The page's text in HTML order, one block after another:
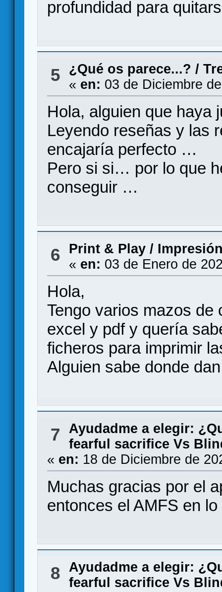
profundidad para
5 ¿Qué os parece...? /
« en: 03 de Diciembre
Hola, alguien que haya
Leyendo reseñas y las
encajaría perfecto …
Pero si si… por lo que
conseguir …
6 Print & Play/
« en: 03 de Enero de
Hola,
Tengo varios mazos
excel y pdf y quería
ficheros para imprimir
Alguien sabe donde
7
Ayudadme a elegir:
fearful sacrifice Vs
« en: 18 de Diciembre de
Muchas gracias por el
entonces el AMFS en
8 Ayudadme a elegir:
fearful sacrifice Vs